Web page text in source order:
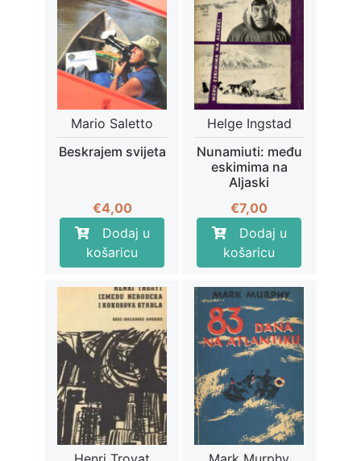
Mario Saletto
Beskrajem svijeta
€4,00
Dodaj u
košaricu
Helge Ingstad
Nunamiuti: među
eskimima na
Aljaski
€7,00
Dodaj u
košaricu